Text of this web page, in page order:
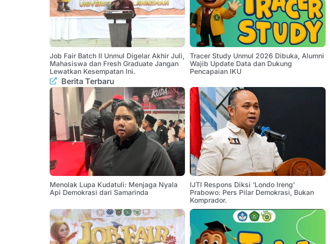
Job Fair Batch II Unmul Digelar Akhir Juli,
Mahasiswa dan Fresh Graduate Jangan
Lewatkan Kesempatan Ini.
Tracer Study Unmul 2026 Dibuka, Alumni
Wajib Update Data dan Dukung
Pencapaian IKU
Berita Terbaru
Menolak Lupa Kudatuli: Menjaga Nyala
Api Demokrasi dari Samarinda
IJTI Respons Diksi ‘Londo Ireng’
Prabowo: Pers Pilar Demokrasi, Bukan
Komprador.